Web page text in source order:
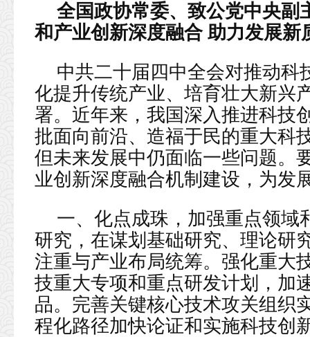
全国政协常委、致公党中央副
和产业创新深度融合 助力发展新
中共二十届四中全会对推动科
化提升传统产业、培育壮大新兴
署。近年来，我国深入推进科技
批面向前沿、造福于民的重大科
但未来发展中仍面临一些问题。
业创新深度融合机制建设，为发
一、化点成珠，加强重点领域
研究，在谋划基础研究、理论研
注重与产业布局统筹。强化重大
技重大专项和重点研发计划，加
品。完善关键核心技术攻关组织
程化路径加快论证和实施科技创